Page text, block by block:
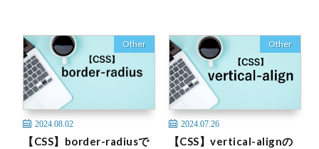
Other
2024.08.02
【CSS】border-radiusで
Other
2024.07.26
【CSS】vertical-alignの